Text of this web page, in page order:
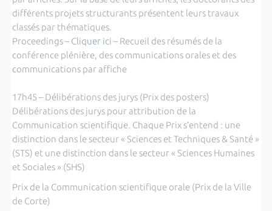
différents projets structurants présentent leurs travaux
classés par thématiques.
Proceedings –Cliquer ici – Recueil des résumés de la
conférence plénière, des communications orales et des
communications par affiche
17h45 – Délibérations des jurys (Prix des posters)
Délibérations des jurys pour attribution de la
Communication scientifique. Chaque Prix s’entend : une
distinction dans le secteur « Sciences et Techniques & Santé »
(STS) et une distinction dans le secteur « Sciences Humaines
et Sociales » (SHS)
Prix de la Communication scientifique orale (Prix de la Ville
de Corte)